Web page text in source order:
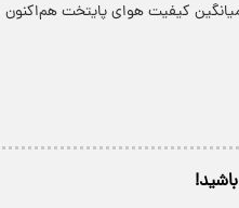
کیفیت هوای پایتخت هم‌اکنون‌